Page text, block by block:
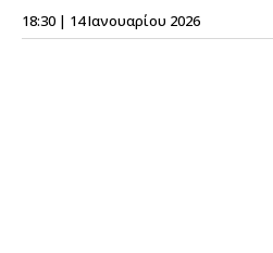
18:30 | 14 Ιανουαρίου 2026